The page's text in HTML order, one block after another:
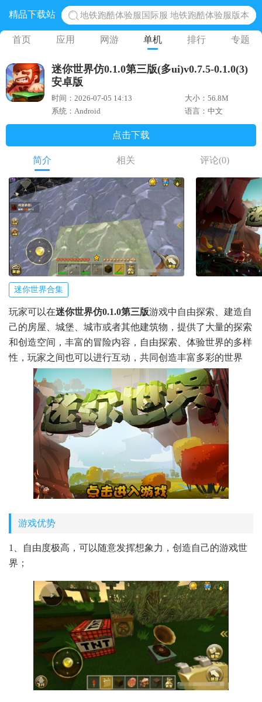
精品下载站
地铁跑酷体验服国际服 地铁跑酷体验服版本
网易光遇手游正版 点亮星空共庆周年
黎明觉醒生机腾讯正版 黎明觉醒生机国际服
蛋仔派对下载 蛋仔派对体验服
首页 应用 网游 单机 排行 专题
迷你世界仿0.1.0第三版(多ui)v0.7.5-0.1.0(3)
安卓版
时间：2026-07-05 14:13
大小：56.8M
系统：Android
语言：中文
点击下载
简介 相关 评论(0)
迷你世界合集
玩家可以在迷你世界仿0.1.0第三版游戏中自由探索、建造自
己的房屋、城堡、城市或者其他建筑物，提供了大量的探索
和创造空间，丰富的冒险内容，自由探索、体验世界的多样
性，玩家之间也可以进行互动，共同创造丰富多彩的世界
游戏优势
1、自由度极高，可以随意发挥想象力，创造自己的游戏世
界；